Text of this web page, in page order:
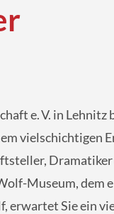
e. V. in Lehnitz
vielschichtigen
Dramatiker
Museum, dem
erwartet Sie ein